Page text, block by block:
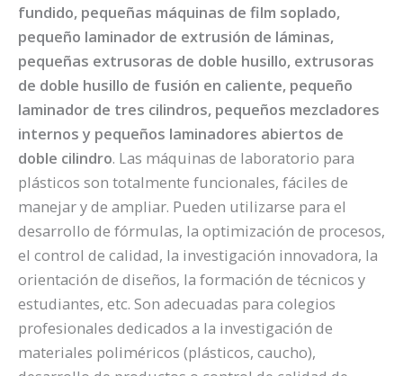
fundido, pequeñas máquinas de film soplado,
pequeño laminador de extrusión de láminas,
pequeñas extrusoras de doble husillo, extrusoras
de doble husillo de fusión en caliente, pequeño
laminador de tres cilindros, pequeños mezcladores
internos y pequeños laminadores abiertos de
doble cilindro. Las máquinas de laboratorio para
plásticos son totalmente funcionales, fáciles de
manejar y de ampliar. Pueden utilizarse para el
desarrollo de fórmulas, la optimización de procesos,
el control de calidad, la investigación innovadora, la
orientación de diseños, la formación de técnicos y
estudiantes, etc. Son adecuadas para colegios
profesionales dedicados a la investigación de
materiales poliméricos (plásticos, caucho),